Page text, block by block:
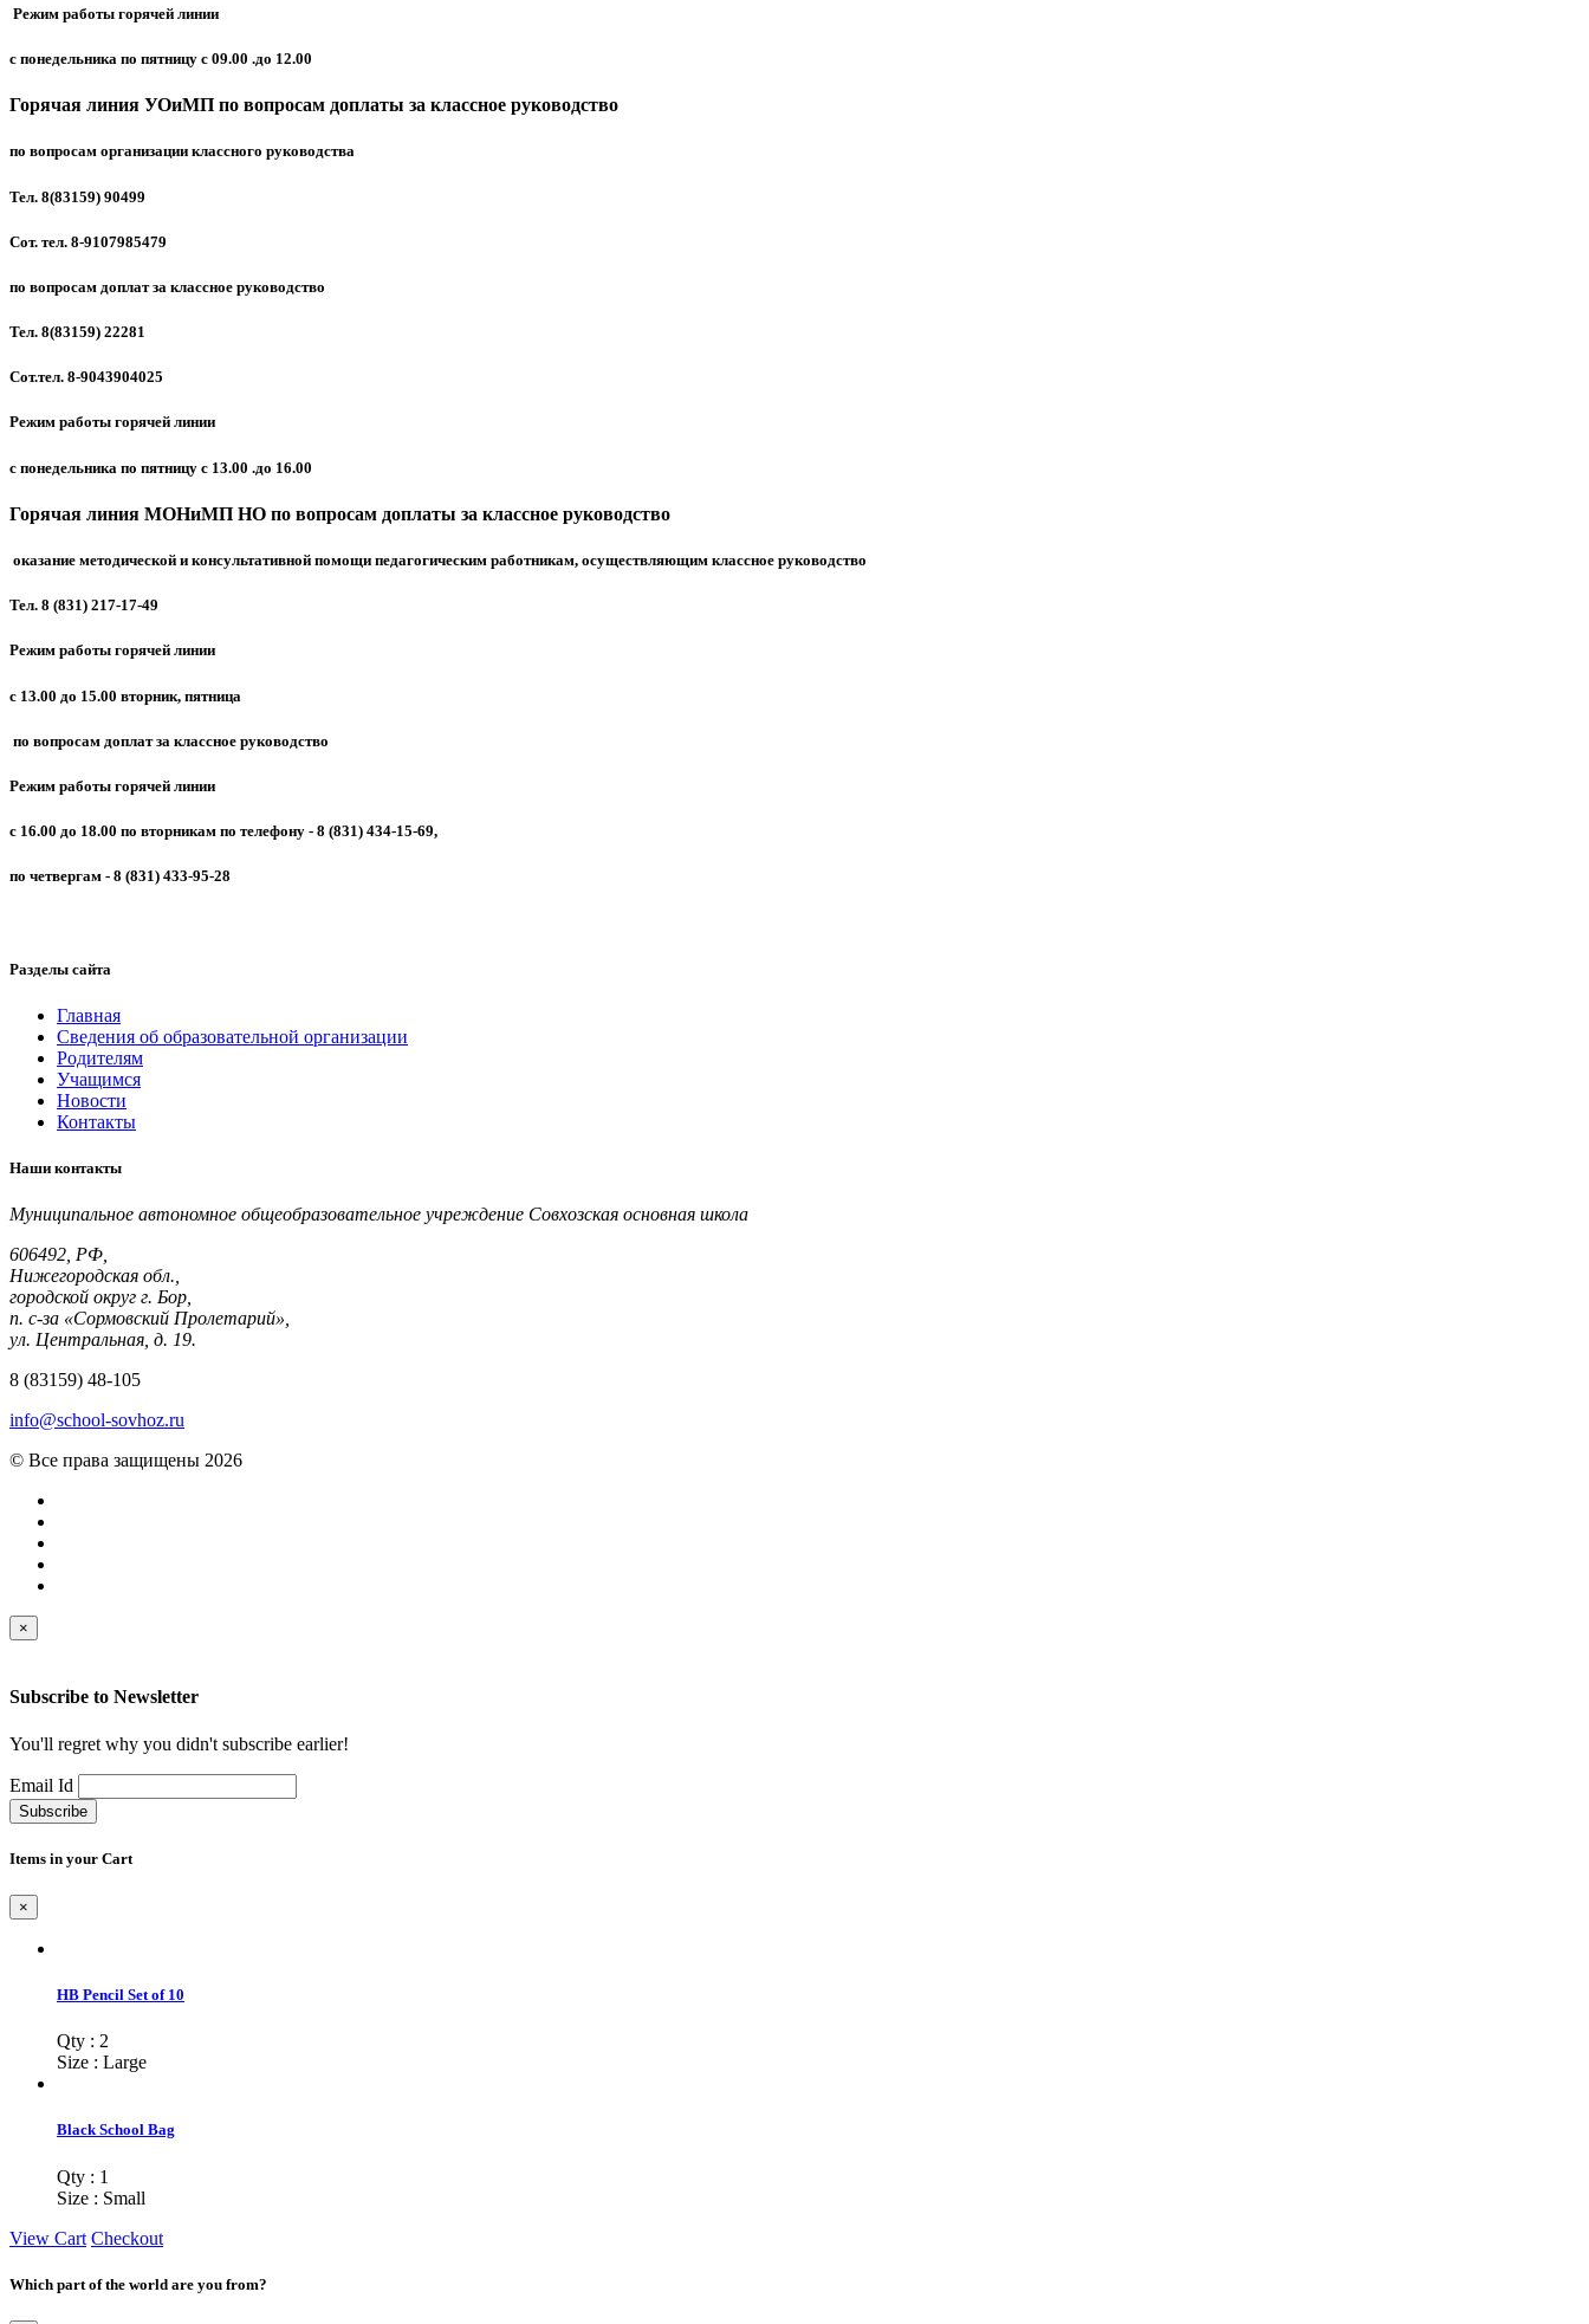
Режим работы горячей линии
с понедельника по пятницу с 09.00 .до 12.00
Горячая линия УОиМП по вопросам доплаты за классное руководство
по вопросам организации классного руководства
Тел. 8(83159) 90499
Сот. тел. 8-9107985479
по вопросам доплат за классное руководство
Тел. 8(83159) 22281
Сот.тел. 8-9043904025
Режим работы горячей линии
с понедельника по пятницу с 13.00 .до 16.00
Горячая линия МОНиМП НО по вопросам доплаты за классное руководство
оказание методической и консультативной помощи педагогическим работникам, осуществляющим классное руководство
Тел. 8 (831) 217-17-49
Режим работы горячей линии
с 13.00 до 15.00 вторник, пятница
по вопросам доплат за классное руководство
Режим работы горячей линии
с 16.00 до 18.00 по вторникам по телефону - 8 (831) 434-15-69,
по четвергам - 8 (831) 433-95-28
Разделы сайта
Главная
Сведения об образовательной организации
Родителям
Учащимся
Новости
Контакты
Наши контакты
Муниципальное автономное общеобразовательное учреждение Совхозская основная школа
606492, РФ,
Нижегородская обл.,
городской округ г. Бор,
п. с-за «Сормовский Пролетарий»,
ул. Центральная, д. 19.
8 (83159) 48-105
info@school-sovhoz.ru
© Все права защищены 2026
×
Subscribe to Newsletter
You'll regret why you didn't subscribe earlier!
Email Id
Subscribe
Items in your Cart
×
HB Pencil Set of 10
Qty : 2
Size : Large
Black School Bag
Qty : 1
Size : Small
View Cart Checkout
Which part of the world are you from?